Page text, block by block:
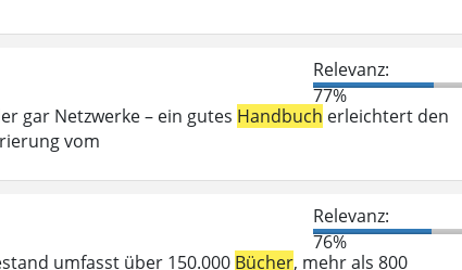
Relevanz:
77%
gar Netzwerke – ein gutes Handbuch erleichtert den
vom
Relevanz:
76%
umfasst über 150.000 Bücher, mehr als 800